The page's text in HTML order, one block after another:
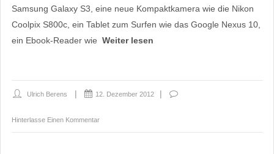
Samsung Galaxy S3, eine neue Kompaktkamera wie die Nikon
Coolpix S800c, ein Tablet zum Surfen wie das Google Nexus 10,
ein Ebook-Reader wie Weiter lesen
Ulrich Berens 12. Dezember 2012
Hinterlasse Einen Kommentar